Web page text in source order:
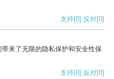
支持[0] 反对[0]
来了无限的隐私保护和安全性保
支持[0] 反对[0]